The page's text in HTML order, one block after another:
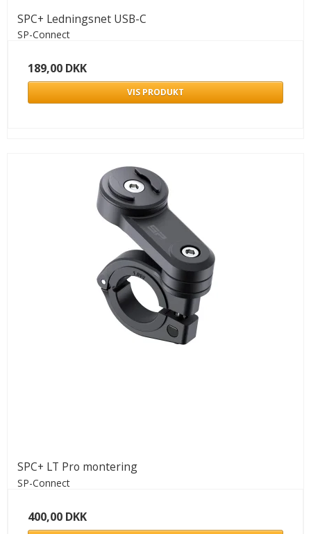
SPC+ Ledningsnet USB-C
SP-Connect
189,00 DKK
VIS PRODUKT
SPC+ LT Pro montering
SP-Connect
400,00 DKK